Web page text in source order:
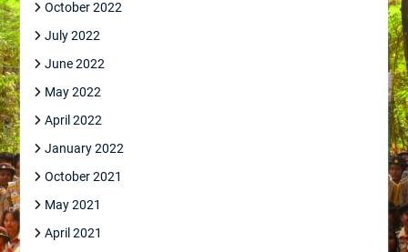
October 2022
July 2022
June 2022
May 2022
April 2022
January 2022
October 2021
May 2021
April 2021